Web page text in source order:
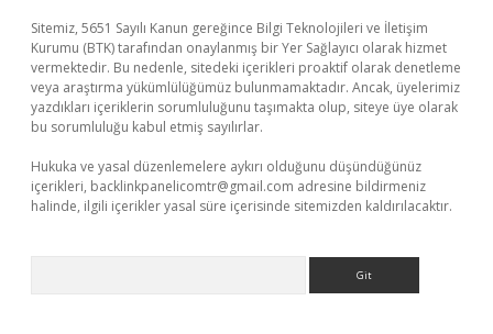
Sitemiz, 5651 Sayılı Kanun gereğince Bilgi Teknolojileri ve İletişim
Kurumu (BTK) tarafından onaylanmış bir Yer Sağlayıcı olarak hizmet
vermektedir. Bu nedenle, sitedeki içerikleri proaktif olarak denetleme
veya araştırma yükümlülüğümüz bulunmamaktadır. Ancak, üyelerimiz
yazdıkları içeriklerin sorumluluğunu taşımakta olup, siteye üye olarak
bu sorumluluğu kabul etmiş sayılırlar.
Hukuka ve yasal düzenlemelere aykırı olduğunu düşündüğünüz
içerikleri, backlinkpanelicomtr@gmail.com adresine bildirmeniz
halinde, ilgili içerikler yasal süre içerisinde sitemizden kaldırılacaktır.